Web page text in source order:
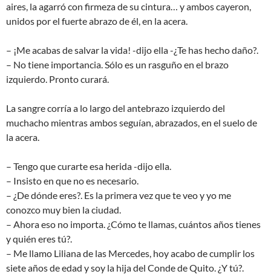
aires, la agarró con firmeza de su cintura… y ambos cayeron,
unidos por el fuerte abrazo de él, en la acera.
– ¡Me acabas de salvar la vida! -dijo ella -¿Te has hecho daño?.
– No tiene importancia. Sólo es un rasguño en el brazo
izquierdo. Pronto curará.
La sangre corría a lo largo del antebrazo izquierdo del
muchacho mientras ambos seguían, abrazados, en el suelo de
la acera.
– Tengo que curarte esa herida -dijo ella.
– Insisto en que no es necesario.
– ¿De dónde eres?. Es la primera vez que te veo y yo me
conozco muy bien la ciudad.
– Ahora eso no importa. ¿Cómo te llamas, cuántos años tienes
y quién eres tú?.
– Me llamo Liliana de las Mercedes, hoy acabo de cumplir los
siete años de edad y soy la hija del Conde de Quito. ¿Y tú?.